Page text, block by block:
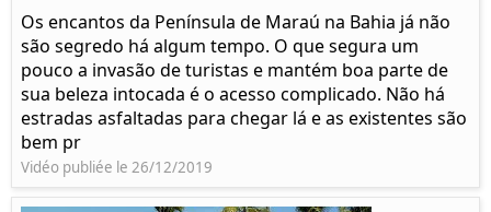
Os encantos da Península de Maraú na Bahia já não
são segredo há algum tempo. O que segura um
pouco a invasão de turistas e mantém boa parte de
sua beleza intocada é o acesso complicado. Não há
estradas asfaltadas para chegar lá e as existentes são
bem pr
Vidéo publiée le 26/12/2019